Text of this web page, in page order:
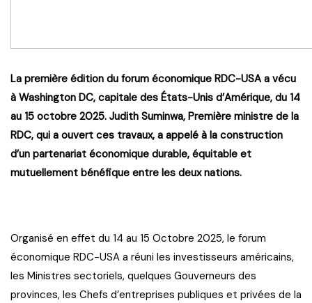
La première édition du forum économique RDC-USA a vécu
à Washington DC, capitale des États-Unis d’Amérique, du 14
au 15 octobre 2025. Judith Suminwa, Première ministre de la
RDC, qui a ouvert ces travaux, a appelé à la construction
d’un partenariat économique durable, équitable et
mutuellement bénéfique entre les deux nations.
Organisé en effet du 14 au 15 Octobre 2025, le forum
économique RDC-USA a réuni les investisseurs américains,
les Ministres sectoriels, quelques Gouverneurs des
provinces, les Chefs d’entreprises publiques et privées de la